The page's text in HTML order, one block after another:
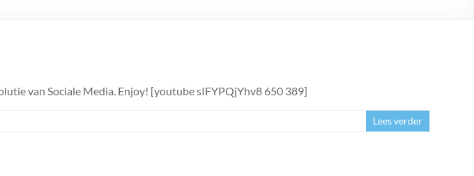
van Sociale Media. Enjoy! [youtube sIFYPQjYhv8 650 389]
Lees verder